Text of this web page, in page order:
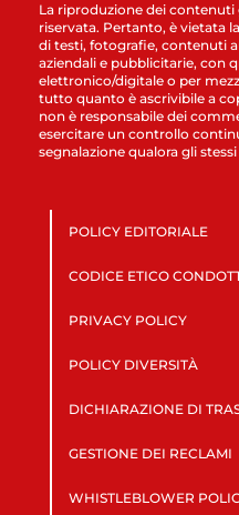
La riproduzione dei contenuti
riservata. Pertanto, è vietata
di testi, fotografie, contenuti
aziendali e pubblicitarie, con
elettronico/digitale o per
tutto quanto è ascrivibile a
non è responsabile dei
esercitare un controllo
segnalazione qualora gli
POLICY EDITORIALE
CODICE ETICO
PRIVACY POLICY
POLICY DIVERSITÀ
DICHIARAZIONE DI
GESTIONE DEI RECLAMI
WHISTLEBLOWER